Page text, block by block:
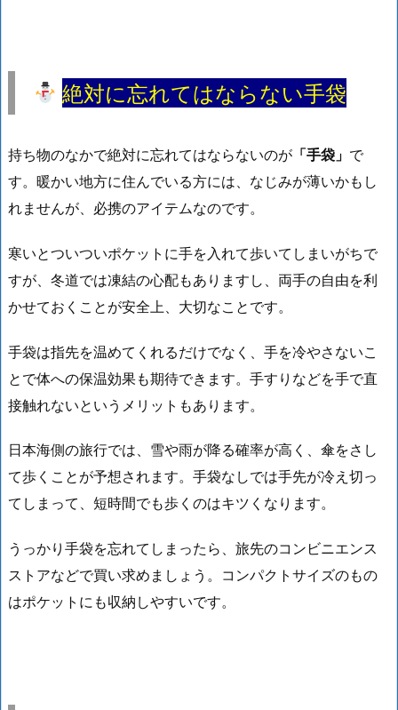
絶対に忘れてはならない手袋
持ち物のなかで絶対に忘れてはならないのが 「手袋」 で
す。暖かい地方に住んでいる方には、なじみが薄いかもし
れませんが、必携のアイテムなのです。
寒いとついついポケットに手を入れて歩いてしまいがちで
すが、冬道では凍結の心配もありますし、両手の自由を利
かせておくことが安全上、大切なことです。
手袋は指先を温めてくれるだけでなく、手を冷やさないこ
とで体への保温効果も期待できます。手すりなどを手で直
接触れないというメリットもあります。
日本海側の旅行では、雪や雨が降る確率が高く、傘をさし
て歩くことが予想されます。手袋なしでは手先が冷え切っ
てしまって、短時間でも歩くのはキツくなります。
うっかり手袋を忘れてしまったら、 旅先のコンビニエンス
ストアなどで買い求めましょう。 コンパクトサイズのもの
はポケットにも収納しやすいです。